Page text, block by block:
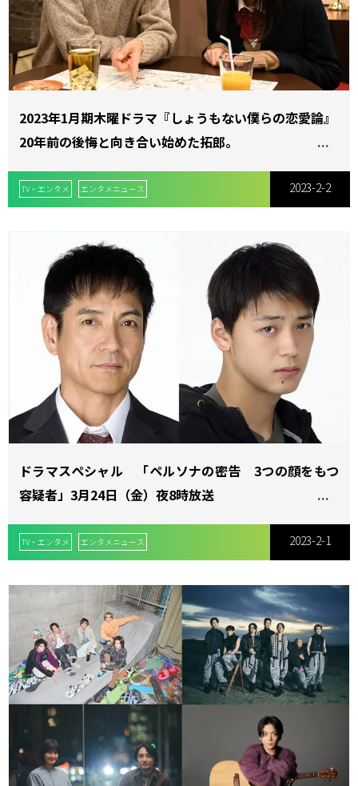
2023年1月期木曜ドラマ『しょうもない僕らの恋愛論』
20年前の後悔と向き合い始めた拓郎。
TV・エンタメ エンタメニュース 2023-2-2
ドラマスペシャル 「ペルソナの密告 3つの顔をもつ
容疑者」3月24日（金）夜8時放送
TV・エンタメ エンタメニュース 2023-2-1